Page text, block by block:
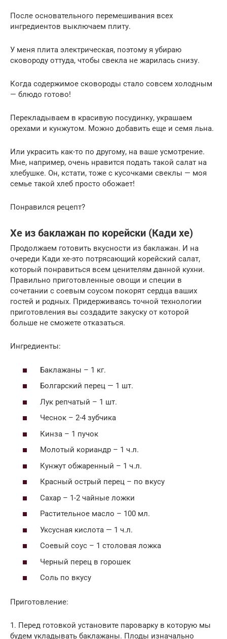
После основательного перемешивания всех
ингредиентов выключаем плиту.
У меня плита электрическая, поэтому я убираю
сковороду оттуда, чтобы свекла не жарилась снизу.
Когда содержимое сковороды стало совсем холодным
— блюдо готово!
Перекладываем в красивую посудинку, украшаем
орехами и кунжутом. Можно добавить еще и семя льна.
Или украсить как-то по другому, на ваше усмотрение.
Мне, например, очень нравится подать такой салат на
хлебушке. Он, кстати, тоже с кусочками свеклы — моя
семье такой хлеб просто обожает!
Понравился рецепт?
Хе из баклажан по корейски (Кади хе)
Продолжаем готовить вкусности из баклажан. И на
очереди Кади хе-это потрясающий корейский салат,
который понравиться всем ценителям данной кухни.
Правильно приготовленные овощи и специи в
сочетании с соевым соусом покорят сердца ваших
гостей и родных. Придерживаясь точной технологии
приготовления вы создадите закуску от которой
больше не сможете отказаться.
Ингредиенты:
Баклажаны – 1 кг.
Болгарский перец — 1 шт.
Лук репчатый – 1 шт.
Чеснок – 2-4 зубчика
Кинза – 1 пучок
Молотый кориандр – 1 ч.л.
Кунжут обжаренный – 1 ч.л.
Красный острый перец – по вкусу
Сахар – 1-2 чайные ложки
Растительное масло – 100 мл.
Уксусная кислота — 1 ч.л.
Соевый соус – 1 столовая ложка
Черный перец в горошек
Соль по вкусу
Приготовление:
1. Перед готовкой установите пароварку в которую мы
будем укладывать баклажаны. Плоды изначально